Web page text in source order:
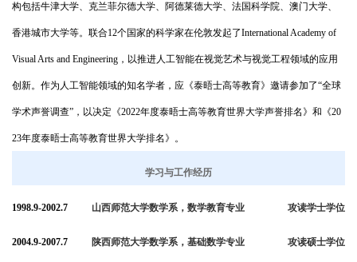
构包括牛津大学、克兰菲尔德大学、阿德莱德大学、法国科学院、澳门大学、
香港城市大学等。联合12个国家的科学家在伦敦发起了International Academy of
Visual Arts and Engineering ，以推进人工智能在视觉艺术与视觉工程领域的应用
创新。作为人工智能领域的知名学者，应《泰晤士高等教育》邀请参加了“全球
学术声誉调查”，以决定《2022年度泰晤士高等教育世界大学声誉排名》和《20
23年度泰晤士高等教育世界大学排名》。
学习与工作经历
1998.9-2002.7
2004.9-2007.7
山西师范大学数学系，数学教育专业
陕西师范大学数学系，基础数学专业
攻读学士学位
攻读硕士学位